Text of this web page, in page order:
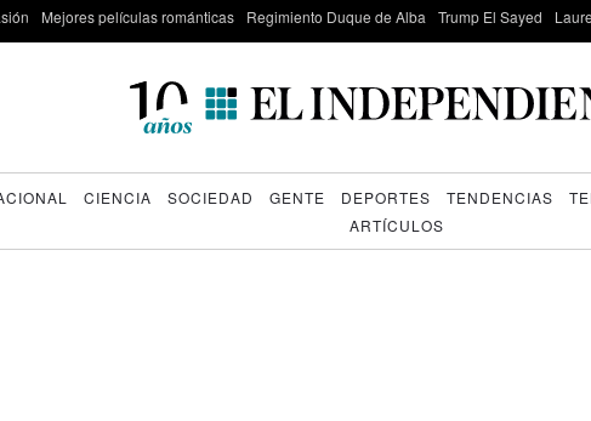
Mejores películas románticas Regimiento Duque de Alba Trump El Sayed
CIENCIA SOCIEDAD GENTE DEPORTES TENDENCIAS
ARTÍCULOS